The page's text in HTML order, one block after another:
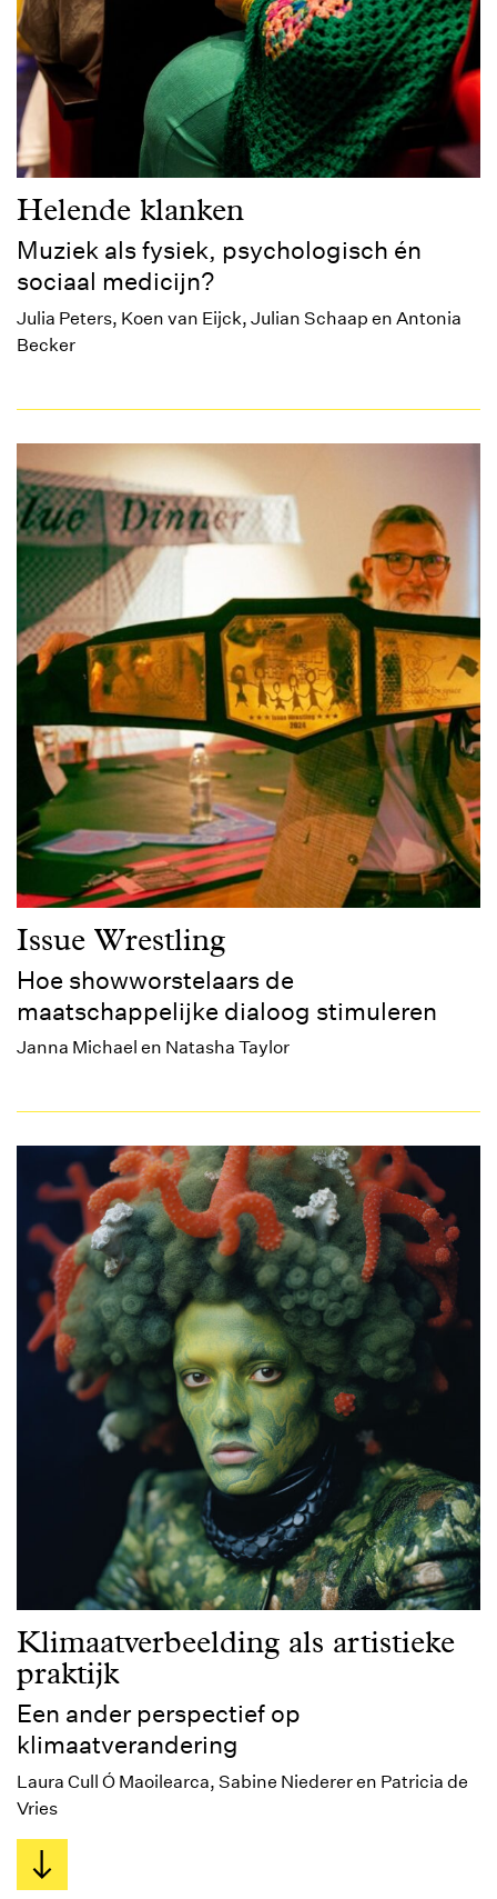
Helende klanken
Muziek als fysiek, psychologisch én
sociaal medicijn?
Julia Peters, Koen van Eijck, Julian Schaap en Antonia
Becker
Issue Wrestling
Hoe showworstelaars de
maatschappelijke dialoog stimuleren
Janna Michael en Natasha Taylor
Klimaatverbeelding als artistieke
praktijk
Een ander perspectief op
klimaatverandering
Laura Cull Ó Maoilearca, Sabine Niederer en Patricia de
Vries